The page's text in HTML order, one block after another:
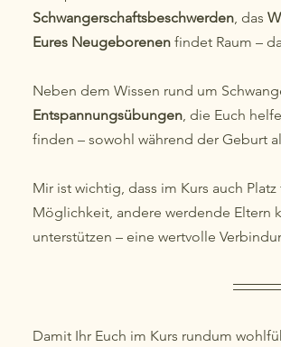
Schwangerschaftsbeschwerden, das
Eures Neugeborenen findet Raum –
Neben dem Wissen rund um
Entspannungsübungen, die Euch
finden – sowohl während der Geburt
Mir ist wichtig, dass im Kurs auch Platz
Möglichkeit, andere werdende Eltern
unterstützen – eine wertvolle
Damit Ihr Euch im Kurs rundum